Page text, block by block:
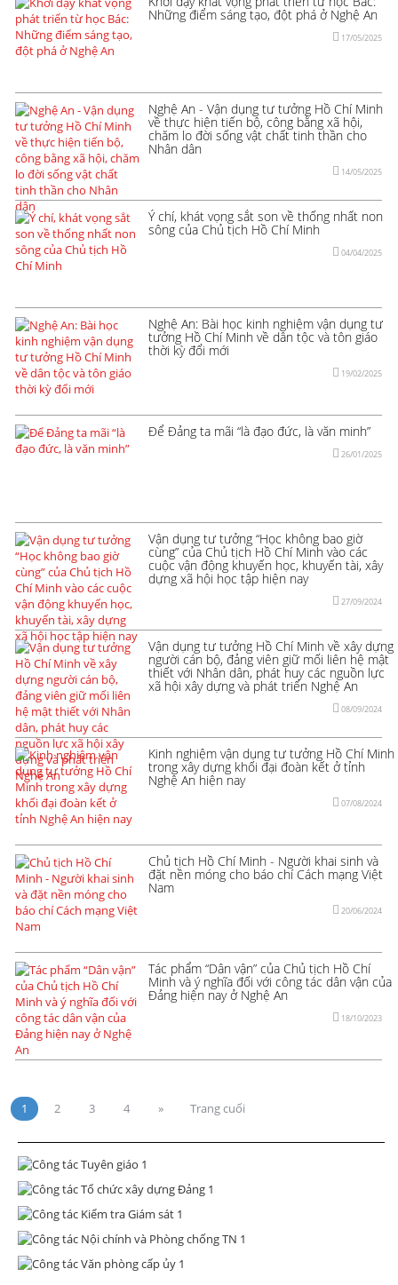
Những điểm sáng tạo, đột phá ở Nghệ An
17/05/2025
Nghệ An - Vận dụng tư tưởng Hồ Chí Minh
về thực hiện tiến bộ, công bằng xã hội,
chăm lo đời sống vật chất tinh thần cho
Nhân dân
14/05/2025
Ý chí, khát vọng sắt son về thống nhất non
sông của Chủ tịch Hồ Chí Minh
04/04/2025
Nghệ An: Bài học kinh nghiệm vận dụng tư
tưởng Hồ Chí Minh về dân tộc và tôn giáo
thời kỳ đổi mới
19/02/2025
Để Đảng ta mãi “là đạo đức, là văn minh”
26/01/2025
Vận dụng tư tưởng “Học không bao giờ
cùng” của Chủ tịch Hồ Chí Minh vào các
cuộc vận động khuyến học, khuyến tài, xây
dựng xã hội học tập hiện nay
27/09/2024
Vận dụng tư tưởng Hồ Chí Minh về xây dựng
người cán bộ, đảng viên giữ mối liên hệ mật
thiết với Nhân dân, phát huy các nguồn lực
xã hội xây dựng và phát triển Nghệ An
08/09/2024
Kinh nghiệm vận dụng tư tưởng Hồ Chí Minh
trong xây dựng khối đại đoàn kết ở tỉnh
Nghệ An hiện nay
07/08/2024
Chủ tịch Hồ Chí Minh - Người khai sinh và
đặt nền móng cho báo chí Cách mạng Việt
Nam
20/06/2024
Tác phẩm “Dân vận” của Chủ tịch Hồ Chí
Minh và ý nghĩa đối với công tác dân vận của
Đảng hiện nay ở Nghệ An
18/10/2023
1 2 3 4 » Trang cuối